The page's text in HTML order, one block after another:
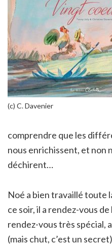
(c) C. Davenier
comprendre que les
nous enrichissent, et non
déchirent…
Noé a bien travaillé toute
ce soir, il a rendez-vous
rendez-vous très spécial,
(mais chut, c’est un